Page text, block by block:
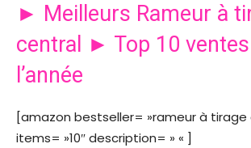
► Meilleurs Rameur à
central ► Top 10
l’année
[amazon bestseller= »rameur à tirage
items= »10″ description= » « ]